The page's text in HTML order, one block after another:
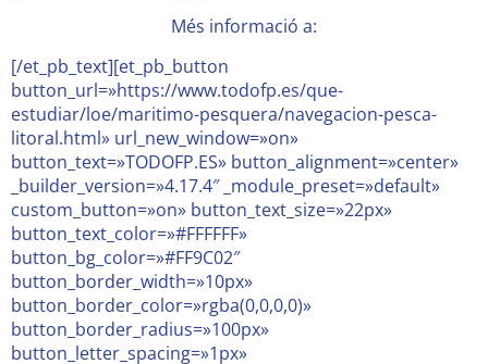
Més informació a:
[/et_pb_text][et_pb_button
button_url=»https://www.todofp.es/que-
estudiar/loe/maritimo-pesquera/navegacion-pesca-
litoral.html» url_new_window=»on»
button_text=»TODOFP.ES» button_alignment=»center»
_builder_version=»4.17.4″ _module_preset=»default»
custom_button=»on» button_text_size=»22px»
button_text_color=»#FFFFFF»
button_bg_color=»#FF9C02″
button_border_width=»10px»
button_border_color=»rgba(0,0,0,0)»
button_border_radius=»100px»
button_letter_spacing=»1px»